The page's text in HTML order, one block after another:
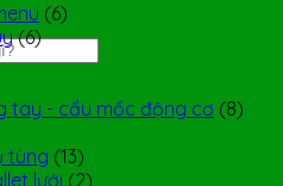
(6)
(6)
tay - cẩu mốc động cơ (8)
tùng (13)
lưới (2)